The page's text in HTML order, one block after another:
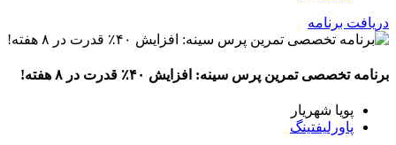
دریافت برنامه
برنامه تخصصی تمرین پرس سینه: افزایش ۴۰٪ قدرت در ۸ هفته!
پویا شهریار
پاورلیفتینگ